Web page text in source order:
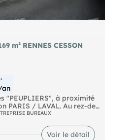
m² RENNES CESSON
an
"PEUPLIERS", à proximité
PARIS / LAVAL. Au rez-de-
récent, nous vous
BUREAUX
Voir le détail